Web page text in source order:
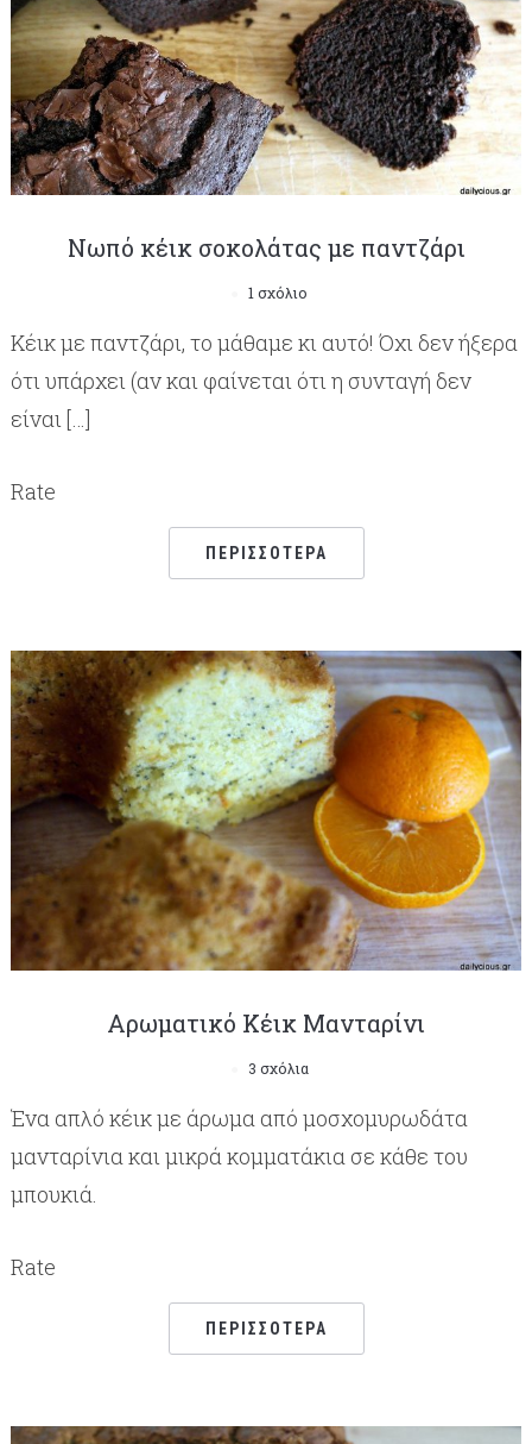
Νωπό κέικ σοκολάτας με παντζάρι
1 σχόλιο
Κέικ με παντζάρι, το μάθαμε κι αυτό! Όχι δεν ήξερα
ότι υπάρχει (αν και φαίνεται ότι η συνταγή δεν
είναι […]
Rate
ΠΕΡΙΣΣΌΤΕΡΑ
Αρωματικό Κέικ Μανταρίνι
3 σχόλια
Ένα απλό κέικ με άρωμα από μοσχομυρωδάτα
μανταρίνια και μικρά κομματάκια σε κάθε του
μπουκιά.
Rate
ΠΕΡΙΣΣΌΤΕΡΑ